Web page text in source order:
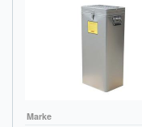
Marke